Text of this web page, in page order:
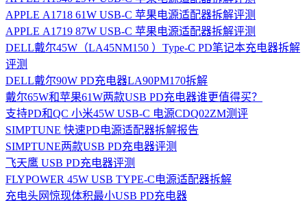
APPLE A1718 61W USB-C 苹果电源适配器拆解评测
APPLE A1719 87W USB-C 苹果电源适配器拆解评测
DELL戴尔45W（LA45NM150 ）Type-C PD笔记本充电器拆解
评测
DELL戴尔90W PD充电器LA90PM170拆解
戴尔65W和苹果61W两款USB PD充电器谁更值得买？
支持PD和QC 小米45W USB-C 电源CDQ02ZM测评
SIMPTUNE 快速PD电源适配器拆解报告
SIMPTUNE两款USB PD充电器评测
飞天鹰 USB PD充电器评测
FLYPOWER 45W USB TYPE-C电源适配器拆解
充电头网惊现体积最小USB PD充电器